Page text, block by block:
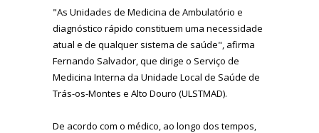
"As Unidades de Medicina de Ambulatório e
diagnóstico rápido constituem uma necessidade
atual e de qualquer sistema de saúde", afirma
Fernando Salvador, que dirige o Serviço de
Medicina Interna da Unidade Local de Saúde de
Trás-os-Montes e Alto Douro (ULSTMAD).
De acordo com o médico, ao longo dos tempos,